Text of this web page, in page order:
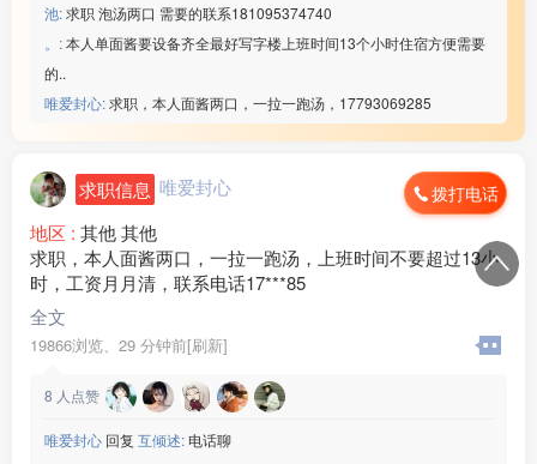
池:求职 泡汤两口 需要的联系181095374740
。:本人单面酱要设备齐全最好写字楼上班时间13个小时住宿方便需要
的..
唯爱封心:求职，本人面酱两口，一拉一跑汤，17793069285
求职信息 唯爱封心 拨打电话
地区 : 其他 其他
求职，本人面酱两口，一拉一跑汤，上班时间不要超过13小
时，工资月月清，联系电话17***85
全文
19866浏览、 29 分钟前[刷新]
8 人点赞
唯爱封心 回复 互倾述: 电话聊